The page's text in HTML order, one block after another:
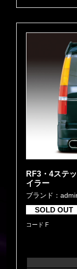
RF3・4ステ
イラー
ブランド：
SOLD OUT
コード F